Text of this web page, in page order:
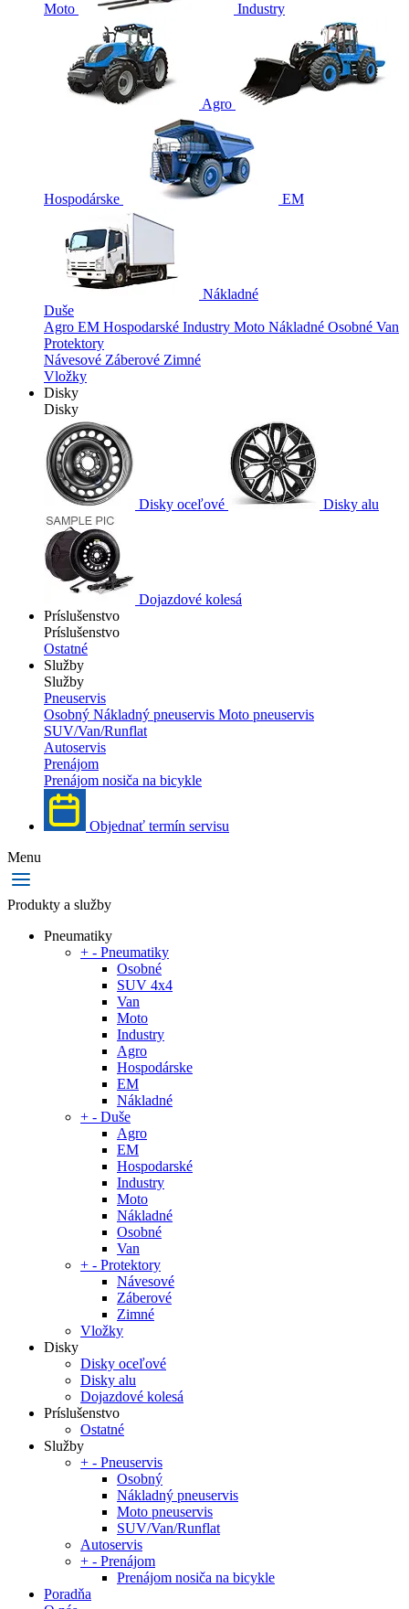
Moto Industry
Agro
Hospodárske EM
Nákladné
Duše
Agro EM Hospodarské Industry Moto Nákladné Osobné Van
Protektory
Návesové Záberové Zimné
Vložky
Disky
Disky
Disky oceľové Disky alu
Dojazdové kolesá
Príslušenstvo
Príslušenstvo
Ostatné
Služby
Služby
Pneuservis
Osobný Nákladný pneuservis Moto pneuservis
SUV/Van/Runflat
Autoservis
Prenájom
Prenájom nosiča na bicykle
Objednať termín servisu
Menu
Produkty a služby
Pneumatiky
+ - Pneumatiky
Osobné
SUV 4x4
Van
Moto
Industry
Agro
Hospodárske
EM
Nákladné
+ - Duše
Agro
EM
Hospodarské
Industry
Moto
Nákladné
Osobné
Van
+ - Protektory
Návesové
Záberové
Zimné
Vložky
Disky
Disky oceľové
Disky alu
Dojazdové kolesá
Príslušenstvo
Ostatné
Služby
+ - Pneuservis
Osobný
Nákladný pneuservis
Moto pneuservis
SUV/Van/Runflat
Autoservis
+ - Prenájom
Prenájom nosiča na bicykle
Poradňa